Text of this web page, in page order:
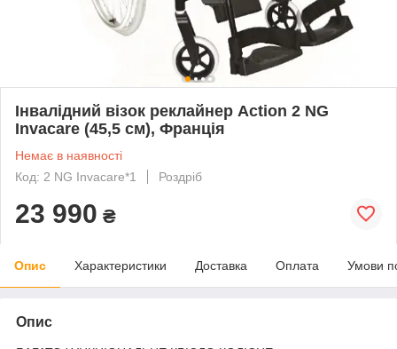
Інвалідний візок реклайнер Action 2 NG
Invacare (45,5 см), Франція
Немає в наявності
Код: 2 NG Invacare*1
Роздріб
23 990 ₴
Опис Характеристики Доставка Оплата Умови
Опис